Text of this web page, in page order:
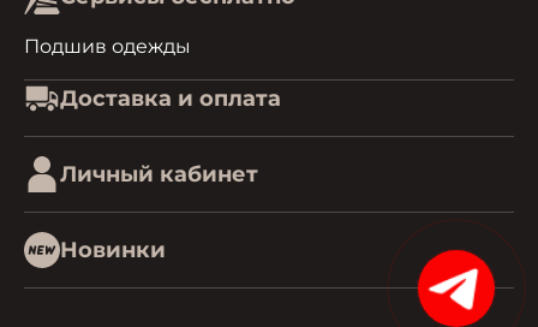
Подшив одежды
Доставка и оплата
Личный кабинет
Новинки